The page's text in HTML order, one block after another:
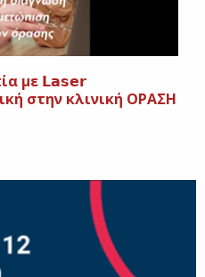
με 𝗟𝗮𝘀𝗲𝗿
στην κλινική ΟΡΑΣΗ